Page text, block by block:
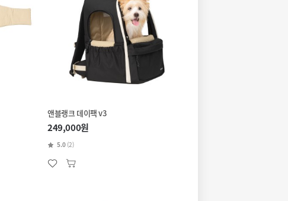
앤블랭크 데이팩 v3
249,000원
5.0 (2)